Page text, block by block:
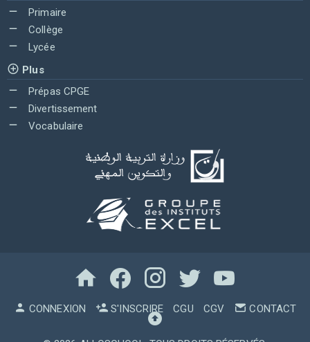
Primaire
Collège
Lycée
Plus
Prépas CPGE
Divertissement
Vocabulaire
CONNEXION S'INSCRIRE CGU CGV CONTACT